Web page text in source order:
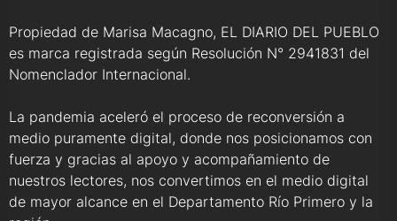
Propiedad de Marisa Macagno, EL DIARIO DEL PUEBLO
es marca registrada según Resolución N° 2941831 del
Nomenclador Internacional.
La pandemia aceleró el proceso de reconversión a
medio puramente digital, donde nos posicionamos con
fuerza y gracias al apoyo y acompañamiento de
nuestros lectores, nos convertimos en el medio digital
de mayor alcance en el Departamento Río Primero y la